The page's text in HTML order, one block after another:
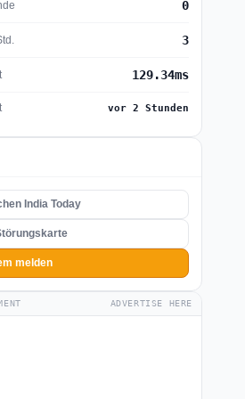
0
3
129.34ms
vor 2 Stunden
India Today
melden
ADVERTISE HERE